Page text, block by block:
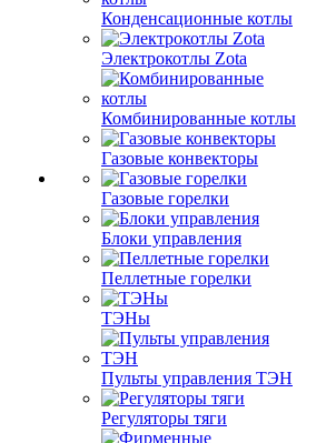
Конденсационные котлы
Электрокотлы Zota
Комбинированные котлы
Газовые конвекторы
Газовые горелки
Блоки управления
Пеллетные горелки
ТЭНы
Пульты управления ТЭН
Регуляторы тяги